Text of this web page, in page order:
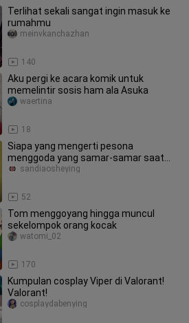
Terlihat sekali sangat ingin masuk ke
rumahmu
140
meinvkanchazhan
Aku pergi ke acara komik untuk
memelintir sosis ham ala Asuka
18
waertina
Siapa yang mengerti pesona
menggoda yang samar-samar saat
basah kuyup ini
52
sandiaosheying
Tom menggoyang hingga muncul
sekelompok orang kocak
170
watomi_02
Kumpulan cosplay Viper di Valorant!
Valorant!
cosplaydabenying